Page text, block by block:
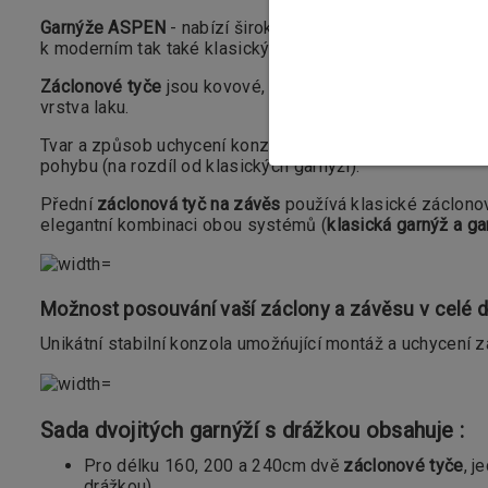
Garnýže ASPEN- nabízí širokou škálu a množství
k moderním tak také klasickým aranžmá.
Záclonové tyče jsou kovové, galvanicky pokovené s
vrstva laku.
Tvar a způsob uchycení konzol z
pohybu (na rozdíl od klasických garnýží).
Přední záclonová tyč na závěs používá klasické
elegantní kombinaci obou systémů (klasická garnýž a
Možnost posouvání vaší záclony a závěsu v celé
Unikátní stabilní konzola umožńující montáž a uchycení
Sada dvojitých garnýží s drážkou obsahuje :
Pro délku 160, 200 a 240cm dvě záclonové tyče,